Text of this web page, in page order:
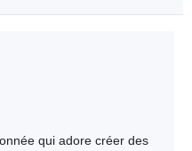
qui adore créer des